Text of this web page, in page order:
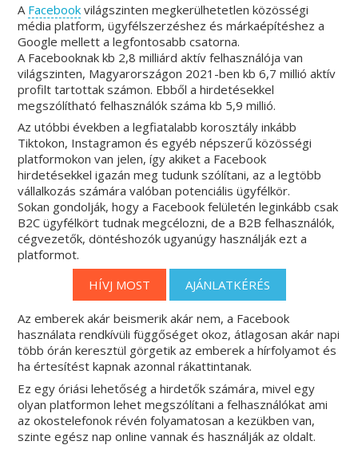
A Facebook világszinten megkerülhetetlen közösségi
média platform, ügyfélszerzéshez és márkaépítéshez a
Google mellett a legfontosabb csatorna.
A Facebooknak kb 2,8 milliárd aktív felhasználója van
világszinten, Magyarországon 2021-ben kb 6,7 millió aktív
profilt tartottak számon. Ebből a hirdetésekkel
megszólítható felhasználók száma kb 5,9 millió.
Az utóbbi években a legfiatalabb korosztály inkább
Tiktokon, Instagramon és egyéb népszerű közösségi
platformokon van jelen, így akiket a Facebook
hirdetésekkel igazán meg tudunk szólítani, az a legtöbb
vállalkozás számára valóban potenciális ügyfélkör.
Sokan gondolják, hogy a Facebook felületén leginkább csak
B2C ügyfélkört tudnak megcélozni, de a B2B felhasználók,
cégvezetők, döntéshozók ugyanúgy használják ezt a
platformot.
HÍVJ MOST
AJÁNLATKÉRÉS
Az emberek akár beismerik akár nem, a Facebook
használata rendkívüli függőséget okoz, átlagosan akár napi
több órán keresztül görgetik az emberek a hírfolyamot és
ha értesítést kapnak azonnal rákattintanak.
Ez egy óriási lehetőség a hirdetők számára, mivel egy
olyan platformon lehet megszólítani a felhasználókat ami
az okostelefonok révén folyamatosan a kezükben van,
szinte egész nap online vannak és használják az oldalt.